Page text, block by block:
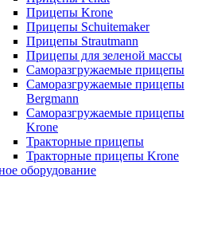
Прицепы Krone
Прицепы Schuitemaker
Прицепы Strautmann
Прицепы для зеленой массы
Саморазгружаемые прицепы
Саморазгружаемые прицепы
Bergmann
Саморазгружаемые прицепы
Krone
Тракторные прицепы
Тракторные прицепы Krone
оборудование